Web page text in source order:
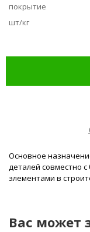
покрытие
шт/кг
Основное
деталей совместно
элементами в
Вас может